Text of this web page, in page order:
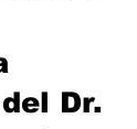
Dr.